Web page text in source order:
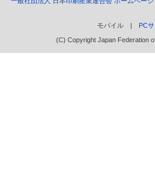
モバイル | PC
(C) Copyright Japan Federation